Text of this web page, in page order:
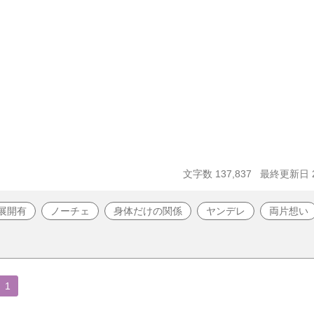
文字数 137,837 最終更新日
開有 ノーチェ 身体だけの関係 ヤンデレ 両片想い
1